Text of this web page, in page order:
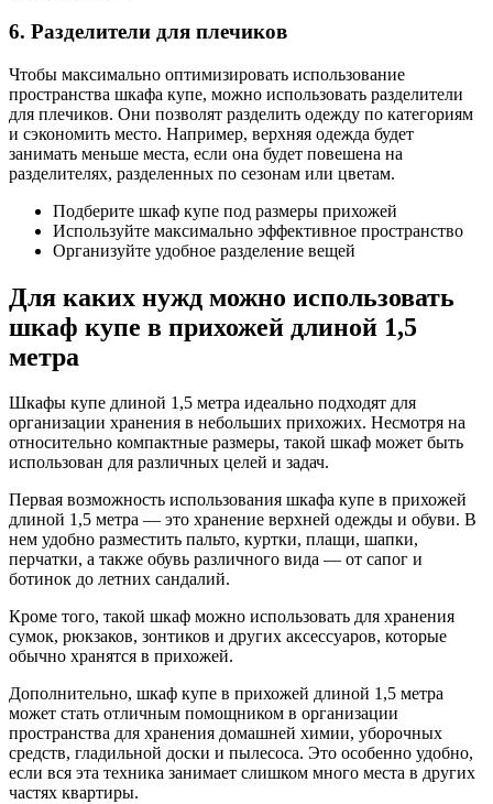
6. Разделители для плечиков
Чтобы максимально оптимизировать использование
пространства шкафа купе, можно использовать разделители
для плечиков. Они позволят разделить одежду по категориям
и сэкономить место. Например, верхняя одежда будет
занимать меньше места, если она будет повешена на
разделителях, разделенных по сезонам или цветам.
Подберите шкаф купе под размеры прихожей
Используйте максимально эффективное пространство
Организуйте удобное разделение вещей
Для каких нужд можно использовать
шкаф купе в прихожей длиной 1,5
метра
Шкафы купе длиной 1,5 метра идеально подходят для
организации хранения в небольших прихожих. Несмотря на
относительно компактные размеры, такой шкаф может быть
использован для различных целей и задач.
Первая возможность использования шкафа купе в прихожей
длиной 1,5 метра — это хранение верхней одежды и обуви. В
нем удобно разместить пальто, куртки, плащи, шапки,
перчатки, а также обувь различного вида — от сапог и
ботинок до летних сандалий.
Кроме того, такой шкаф можно использовать для хранения
сумок, рюкзаков, зонтиков и других аксессуаров, которые
обычно хранятся в прихожей.
Дополнительно, шкаф купе в прихожей длиной 1,5 метра
может стать отличным помощником в организации
пространства для хранения домашней химии, уборочных
средств, гладильной доски и пылесоса. Это особенно удобно,
если вся эта техника занимает слишком много места в других
частях квартиры.